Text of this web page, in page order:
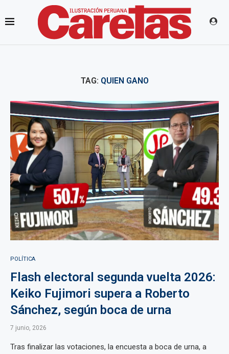
TAG: QUIEN GANO
POLÍTICA
Flash electoral segunda vuelta 2026:
Keiko Fujimori supera a Roberto
Sánchez, según boca de urna
7 junio, 2026
Tras finalizar las votaciones, la encuesta a boca de urna, a